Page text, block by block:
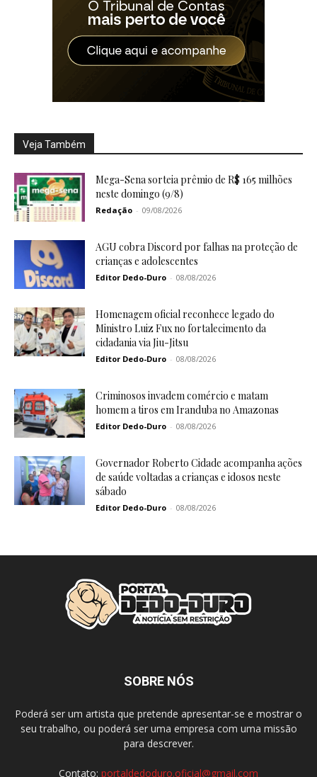
Veja Também
Mega-Sena sorteia prêmio de R$ 165 milhões
neste domingo (9/8)
Redação - 09/08/2026
AGU cobra Discord por falhas na proteção de
crianças e adolescentes
Editor Dedo-Duro - 08/08/2026
Homenagem oficial reconhece legado do
Ministro Luiz Fux no fortalecimento da
cidadania via Jiu-Jitsu
Editor Dedo-Duro - 08/08/2026
Criminosos invadem comércio e matam
homem a tiros em Iranduba no Amazonas
Editor Dedo-Duro - 08/08/2026
Governador Roberto Cidade acompanha ações
de saúde voltadas a crianças e idosos neste
sábado
Editor Dedo-Duro - 08/08/2026
SOBRE NÓS
Poderá ser um artista que pretende apresentar-se e mostrar o
seu trabalho, ou poderá ser uma empresa com uma missão
para descrever.
Contato: portaldedoduro.oficial@gmail.com